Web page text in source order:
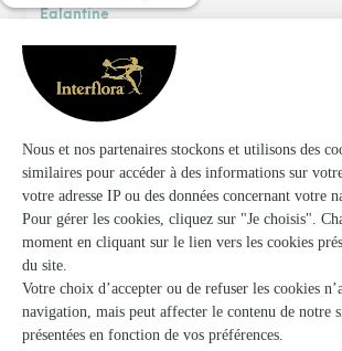
Eglantine
Labruguiere
★4.6 (15)
19 bis, Bd de la République